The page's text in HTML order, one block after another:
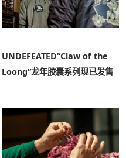
UNDEFEATED“Claw of the
Loong”龙年胶囊系列现已发售